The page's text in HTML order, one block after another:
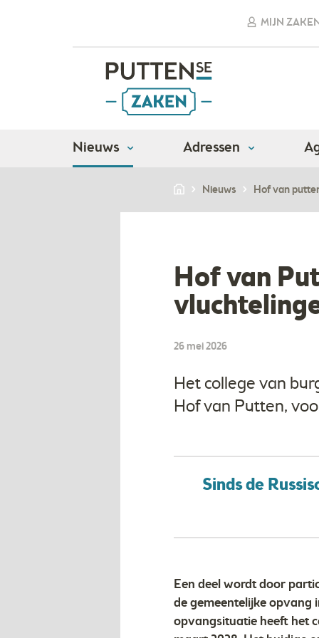
MIJN
Nieuws Adressen
Nieuws Hof van
Hof van
26 mei 2026
Het college van
Hof van Putten,
Sinds de
Een deel wordt door
de gemeentelijke opvang
opvangsituatie heeft het